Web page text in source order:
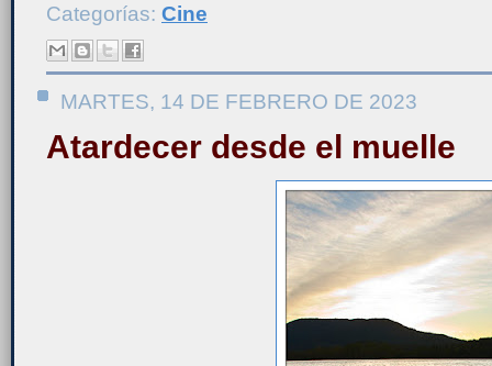
Categorías: Cine
MARTES, 14 DE FEBRERO DE 2023
Atardecer desde el muelle